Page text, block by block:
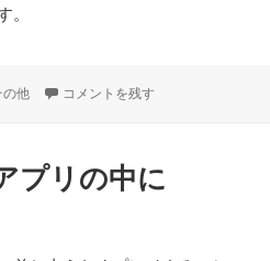
。
の他 コアなゲーマーも感心するよう
コメントを残す
プリの中に